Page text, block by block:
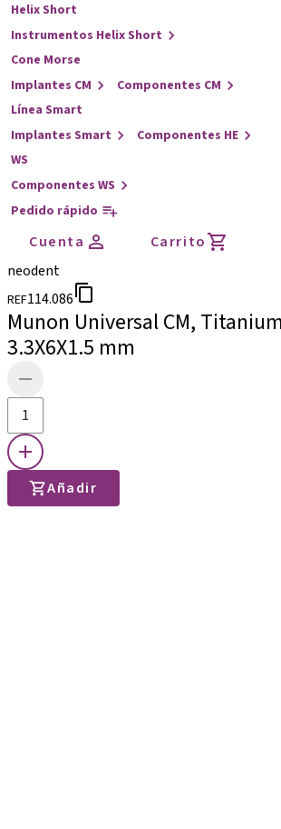
Helix Short
Instrumentos Helix Short
Cone Morse
Implantes CM
Componentes CM
Línea Smart
Implantes Smart
Componentes HE
WS
Componentes WS
Pedido rápido
Cuenta
Carrito
neodent
REF114.086
Munon Universal CM,
3.3X6X1.5 mm
Añadir